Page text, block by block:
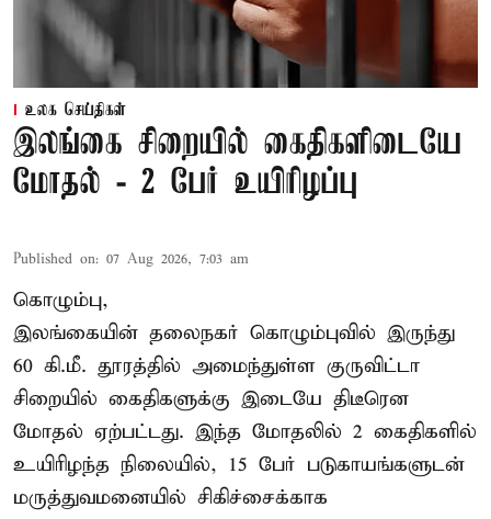
உலக செய்திகள்
இலங்கை சிறையில் கைதிகளிடையே
மோதல் - 2 பேர் உயிரிழப்பு
Published on: 07 Aug 2026, 7:03 am
கொழும்பு,
இலங்கையின் தலைநகர் கொழும்புவில் இருந்து
60 கி.மீ. தூரத்தில் அமைந்துள்ள குருவிட்டா
சிறையில் கைதிகளுக்கு இடையே திடீரென
மோதல் ஏற்பட்டது. இந்த மோதலில் 2 கைதிகளில்
உயிரிழந்த நிலையில், 15 பேர் படுகாயங்களுடன்
மருத்துவமனையில் சிகிச்சைக்காக